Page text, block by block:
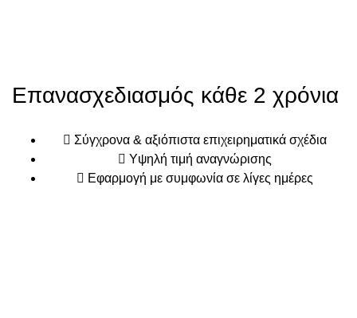
Επανασχεδιασμός κάθε 2 χρόνια
Σύγχρονα & αξιόπιστα επιχειρηματικά σχέδια
Υψηλή τιμή αναγνώρισης
Εφαρμογή με συμφωνία σε λίγες ημέρες